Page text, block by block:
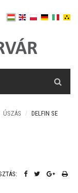
ÚSZÁS DELFIN SE